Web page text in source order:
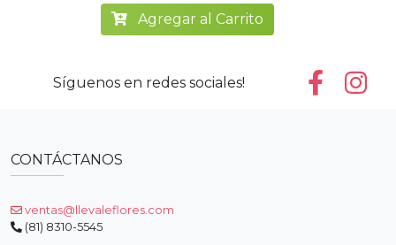
Agregar al Carrito
Síguenos en redes sociales!
CONTÁCTANOS
ventas@llevaleflores.com
(81) 8310-5545